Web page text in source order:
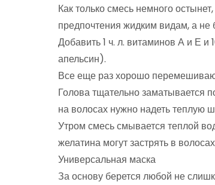
Как только смесь немного
предпочтения жидким видам, а не
Добавить 1 ч. л. витаминов А и Е и
апельсин).
Все еще раз хорошо
Голова тщательно заматывается
на волосах нужно надеть теплую
Утром смесь смывается теплой
желатина могут застрять в
Универсальная маска
За основу берется любой не